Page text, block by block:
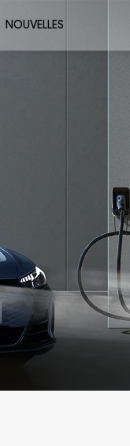
NOUVELLES